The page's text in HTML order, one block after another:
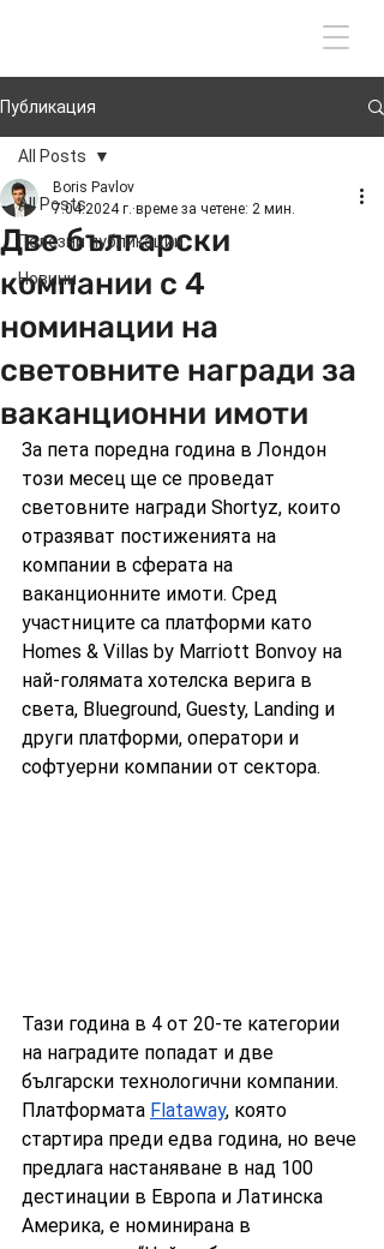
Публикация
All Posts
Полезни публикации
Новини
All Posts
Две български
компании с 4
номинации на
световните награди за
ваканционни имоти
Boris Pavlov
7.04.2024 г. време за четене: 2 мин.
За пета поредна година в Лондон
този месец ще се проведат
световните награди Shortyz, които
отразяват постиженията на
компании в сферата на
ваканционните имоти. Сред
участниците са платформи като
Homes & Villas by Marriott Bonvoy на
най-голямата хотелска верига в
света, Blueground, Guesty, Landing и
други платформи, оператори и
софтуерни компании от сектора.
Тази година в 4 от 20-те категории
на наградите попадат и две
български технологични компании.
Платформата Flataway, която
стартира преди едва година, но вече
предлага настаняване в над 100
дестинации в Европа и Латинска
Америка, е номинирана в